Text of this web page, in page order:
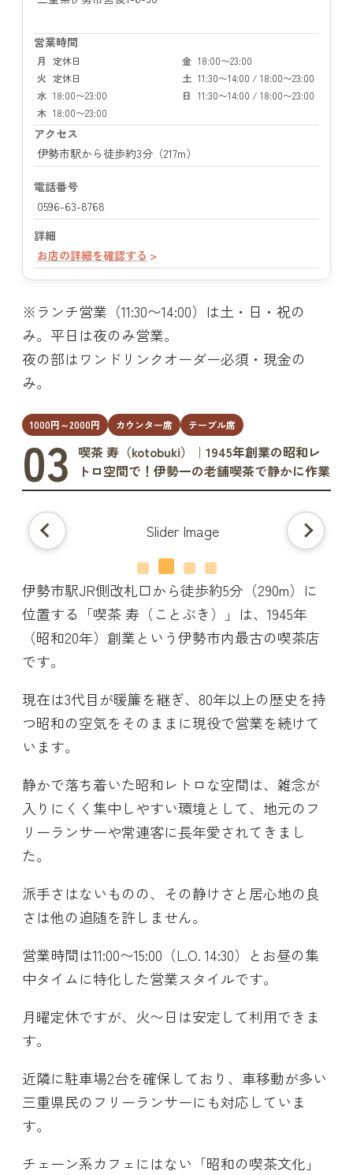
営業時間
月
定休日
火 定休日
水 18:00〜23:00
木 18:00〜23:00
金 18:00〜23:00
土 11:30〜14:00 / 18:00〜23:00
日 11:30〜14:00 / 18:00〜23:00
アクセス
伊勢市駅から徒歩約3分（217m）
電話番号
0596-63-8768
詳細
お店の詳細を確認する
※ランチ営業（11:30〜14:00）は土・日・祝の
み。平日は夜のみ営業。
夜の部はワンドリンクオーダー必須・現金の
み。
1000円～2000円 カウンター席 テーブル席
03 喫茶 寿（kotobuki）｜1945年創業の昭和レ
トロ空間で！伊勢一の老舗喫茶で静かに作業
伊勢市駅JR側改札口から徒歩約5分（290m）に
位置する「喫茶 寿（ことぶき）」は、1945年
（昭和20年）創業という伊勢市内最古の喫茶店
です。
現在は3代目が暖簾を継ぎ、80年以上の歴史を持
つ昭和の空気をそのままに現役で営業を続けて
います。
静かで落ち着いた昭和レトロな空間は、雑念が
入りにくく集中しやすい環境として、地元のフ
リーランサーや常連客に長年愛されてきまし
た。
派手さはないものの、その静けさと居心地の良
さは他の追随を許しません。
営業時間は11:00〜15:00（L.O. 14:30）とお昼の集
中タイムに特化した営業スタイルです。
月曜定休ですが、火〜日は安定して利用できま
す。
近隣に駐車場2台を確保しており、車移動が多い
三重県民のフリーランサーにも対応していま
す。
チェーン系カフェにはない「昭和の喫茶文化」